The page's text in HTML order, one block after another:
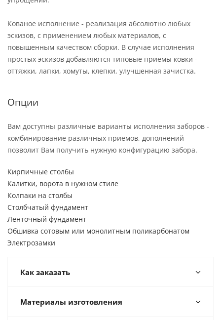
Кованое исполнение - реализация абсолютно любых
эскизов, с применением любых материалов, с
повышенным качеством сборки. В случае исполнения
простых эскизов добавляются типовые приемы ковки -
оттяжки, лапки, хомуты, клепки, улучшенная зачистка.
Опции
Вам доступны различные варианты исполнения заборов -
комбинирование различных приемов, дополнений
позволит Вам получить нужную конфигурацию забора.
Кирпичные столбы
Калитки, ворота в нужном стиле
Колпаки на столбы
Столбчатый фундамент
Ленточный фундамент
Обшивка сотовым или монолитным поликарбонатом
Электрозамки
Как заказать
Материалы изготовления